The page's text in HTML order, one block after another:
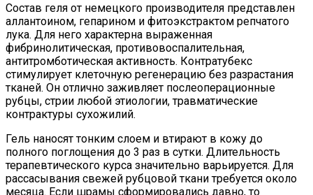
Состав геля от немецкого производителя представлен
аллантоином, гепарином и фитоэкстрактом репчатого
лука. Для него характерна выраженная
фибринолитическая, противовоспалительная,
антитромботическая активность. Контратубекс
стимулирует клеточную регенерацию без разрастания
тканей. Он отлично заживляет послеоперационные
рубцы, стрии любой этиологии, травматические
контрактуры сухожилий.
Гель наносят тонким слоем и втирают в кожу до
полного поглощения до 3 раз в сутки. Длительность
терапевтического курса значительно варьируется. Для
рассасывания свежей рубцовой ткани требуется около
месяца. Если шрамы сформировались давно, то